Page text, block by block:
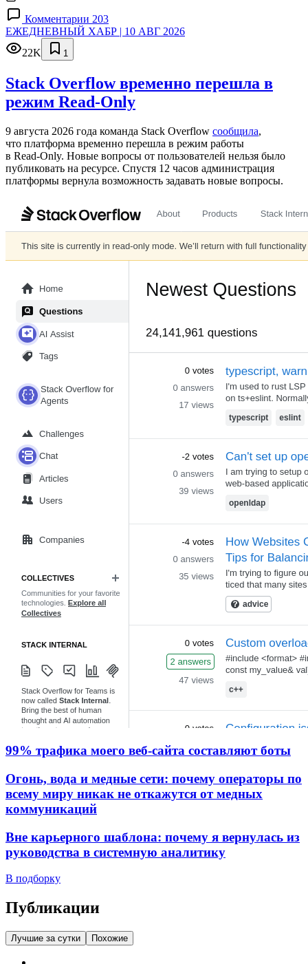
Комментарии 203
ЕЖЕДНЕВНЫЙ ХАБР | 10 АВГ 2026
22K
1
Stack Overflow временно перешла в
режим Read-Only
9 августа 2026 года команда Stack Overflow сообщила,
что платформа временно перешла в режим работы
в Read‑Only. Новые вопросы от пользователей нельзя было
публиковать на ресурсе. Спустя 12 часов администрация
платформы вернула возможность задавать новые вопросы.
99% трафика моего веб‑сайта составляют боты
Огонь, вода и медные сети: почему операторы по
всему миру никак не откажутся от медных
коммуникаций
Вне карьерного шаблона: почему я вернулась из
руководства в системную аналитику
В подборку
Публикации
Лучшие за сутки Похожие